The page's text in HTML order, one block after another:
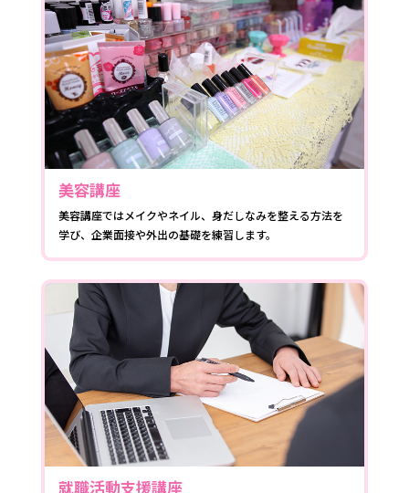
美容講座
美容講座ではメイクやネイル、身だしなみを整える方法を
学び、企業面接や外出の基礎を練習します。
就職活動支援講座